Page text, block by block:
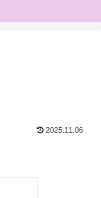
2025.11.06